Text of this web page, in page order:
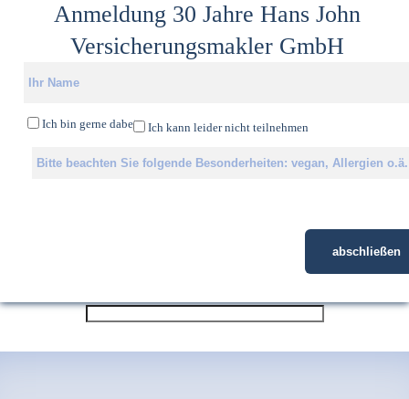
Anmeldung 30 Jahre Hans John
Versicherungsmakler GmbH
Ich bin ger­ne dabei Ich kann lei­der nicht teil­neh­men